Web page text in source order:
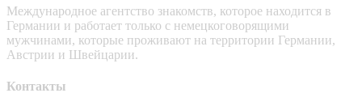
Международное агентство знакомств, которое находится в
Германии и работает только с немецкоговорящими
мужчинами, которые проживают на территории Германии,
Австрии и Швейцарии.
Контакты